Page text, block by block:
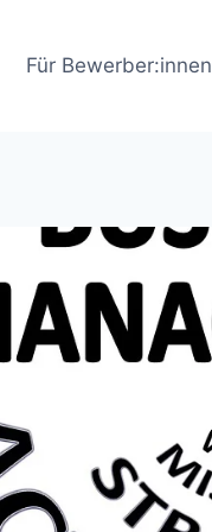
Für Bewerber:innen